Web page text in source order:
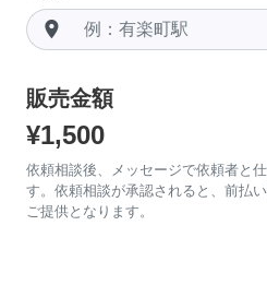
room
販売金額
¥1,500
依頼相談後、メッセージで依頼者と
す。依頼相談が承認されると、前払
ご提供となります。